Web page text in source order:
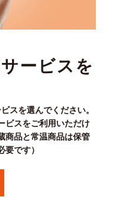
ービスを
スを選んでください。
ビスをご利用いただけ
商品と常温商品は保管
です）